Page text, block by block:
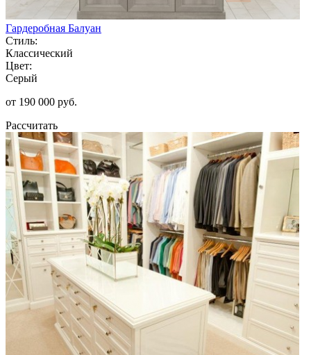
Гардеробная Балуан
Стиль:
Классический
Цвет:
Серый
от 190 000 руб.
Рассчитать